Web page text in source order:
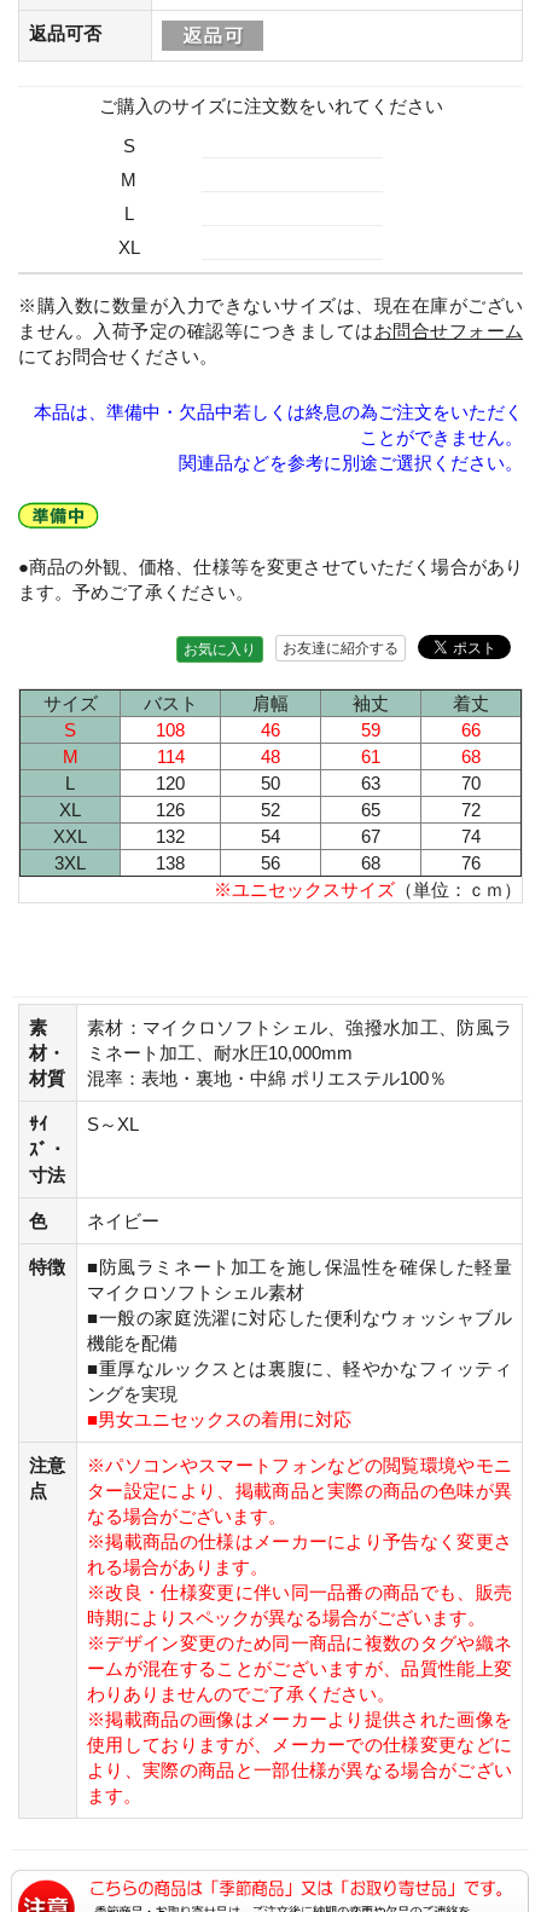
返品可否
ご購入のサイズに注文数をいれてください
S
M
L
XL
※購入数に数量が入力できないサイズは、現在在庫がござい
ません。入荷予定の確認等につきましてはお問合せフォーム
にてお問合せください。
本品は、準備中・欠品中若しくは終息の為ご注文をいただく
ことができません。
関連品などを参考に別途ご選択ください。
●商品の外観、価格、仕様等を変更させていただく場合があり
ます。予めご了承ください。
お友達に紹介する
お気に入り
サイズ バスト 肩幅 袖丈
着丈
S
108 46 59
66
M
114 48 61
68
L
120 50 63
70
XL
126 52 65
72
XXL
132 54 67
74
3XL
138 56 68
76
※ユニセックスサイズ （単位：ｃｍ）
素
材・
材質
素材：マイクロソフトシェル、強撥水加工、防風ラ
ミネート加工、耐水圧10,000mm
混率：表地・裏地・中綿 ポリエステル100％
ｻｲ
ｽﾞ・
寸法
S～XL
色 ネイビー
特徴
■防風ラミネート加工を施し保温性を確保した軽量
マイクロソフトシェル素材
■一般の家庭洗濯に対応した便利なウォッシャブル
機能を配備
■重厚なルックスとは裏腹に、軽やかなフィッティ
ングを実現
■男女ユニセックスの着用に対応
注意
点
※パソコンやスマートフォンなどの閲覧環境やモニ
ター設定により、掲載商品と実際の商品の色味が異
なる場合がございます。
※掲載商品の仕様はメーカーにより予告なく変更さ
れる場合があります。
※改良・仕様変更に伴い同一品番の商品でも、販売
時期によりスペックが異なる場合がございます。
※デザイン変更のため同一商品に複数のタグや織ネ
ームが混在することがございますが、品質性能上変
わりありませんのでご了承ください。
※掲載商品の画像はメーカーより提供された画像を
使用しておりますが、メーカーでの仕様変更などに
より、実際の商品と一部仕様が異なる場合がござい
ます。